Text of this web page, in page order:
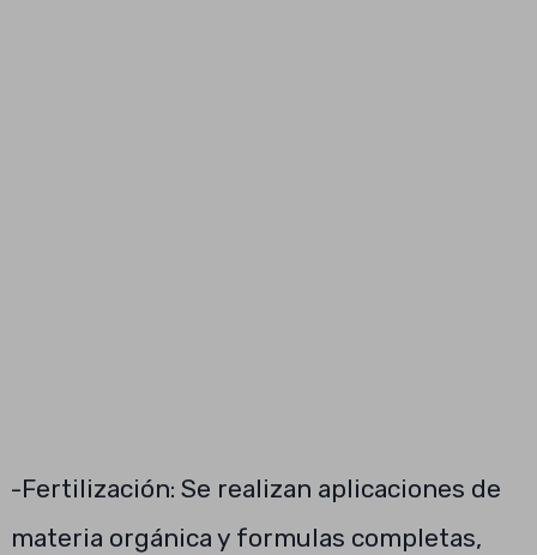
-Fertilización: Se realizan aplicaciones de
materia orgánica y formulas completas,